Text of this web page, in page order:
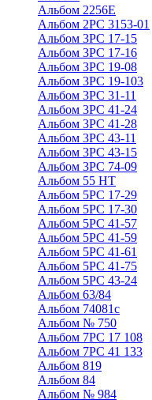
Альбом 2256Е
Альбом 2РС 3153-01
Альбом 3РС 17-15
Альбом 3РС 17-16
Альбом 3РС 19-08
Альбом 3РС 19-103
Альбом 3РС 31-11
Альбом 3РС 41-24
Альбом 3РС 41-28
Альбом 3РС 43-11
Альбом 3РС 43-15
Альбом 3РС 74-09
Альбом 55 НТ
Альбом 5РС 17-29
Альбом 5РС 17-30
Альбом 5РС 41-57
Альбом 5РС 41-59
Альбом 5РС 41-61
Альбом 5РС 41-75
Альбом 5РС 43-24
Альбом 63/84
Альбом 74081с
Альбом № 750
Альбом 7РС 17 108
Альбом 7РС 41 133
Альбом 819
Альбом 84
Альбом № 984